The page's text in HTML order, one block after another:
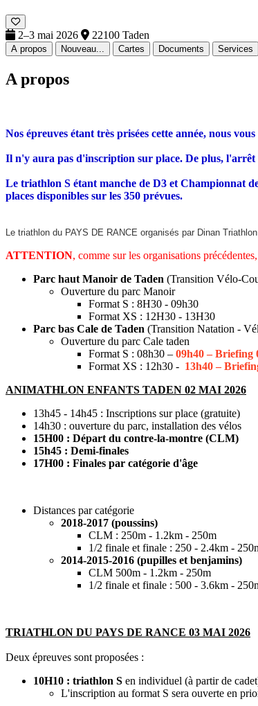
2–3 mai 2026 22100 Taden
A propos Nouveau... Cartes Documents Services
A propos
Nos épreuves étant très prisées cette année, nous
Il n'y aura pas d'inscription sur place. De plus,
Le triathlon S étant manche de D3 et Championnat
places disponibles sur les 350 prévues.
Le triathlon du PAYS DE RANCE organisés par Dinan
ATTENTION, comme sur les organisations
Parc haut Manoir de Taden (Transition Vélo-
Ouverture du parc Manoir
Format S : 8H30 - 09h30
Format XS : 12H30 - 13H30
Parc bas Cale de Taden (Transition Natation -
Ouverture du parc Cale taden
Format S : 08h30 – 09h40 – Briefing
Format XS : 12h30 - 13h40 –
ANIMATHLON ENFANTS TADEN 02 MAI 2026
13h45 - 14h45 : Inscriptions sur place (gratuite)
14h30 : ouverture du parc, installation des vélos
15H00 : Départ du contre-la-montre (CLM)
15h45 : Demi-finales
17H00 : Finales par catégorie d'âge
Distances par catégorie
2018-2017 (poussins)
CLM : 250m - 1.2km - 250m
1/2 finale et finale : 250 - 2.4km -
2014-2015-2016 (pupilles et benjamins)
CLM 500m - 1.2km - 250m
1/2 finale et finale : 500 - 3.6km -
TRIATHLON DU PAYS DE RANCE 03 MAI 2026
Deux épreuves sont proposées :
10H10 : triathlon S en individuel (à partir de
L'inscription au format S sera ouverte en